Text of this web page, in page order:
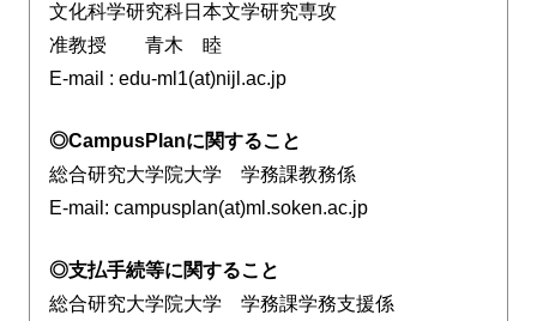
文化科学研究科日本文学研究専攻
准教授 青木 睦
E-mail : edu-ml1(at)nijl.ac.jp
◎CampusPlanに関すること
総合研究大学院大学 学務課教務係
E-mail: campusplan(at)ml.soken.ac.jp
◎支払手続等に関すること
総合研究大学院大学 学務課学務支援係